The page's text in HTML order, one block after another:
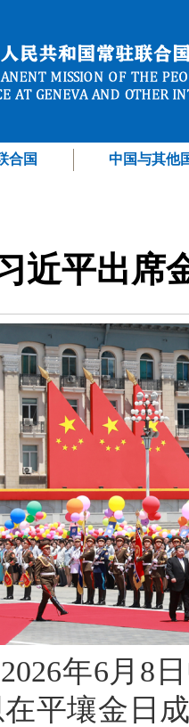
合国 中国与其他
近平出席
年6月8
在平壤金日